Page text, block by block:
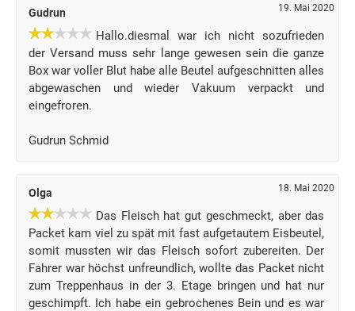
Gudrun 19. Mai 2020
Hallo.diesmal war ich nicht sozufrieden
der Versand muss sehr lange gewesen sein die ganze
Box war voller Blut habe alle Beutel aufgeschnitten alles
abgewaschen und wieder Vakuum verpackt und
eingefroren.
Gudrun Schmid
Olga 18. Mai 2020
Das Fleisch hat gut geschmeckt, aber das
Packet kam viel zu spät mit fast aufgetautem Eisbeutel,
somit mussten wir das Fleisch sofort zubereiten. Der
Fahrer war höchst unfreundlich, wollte das Packet nicht
zum Treppenhaus in der 3. Etage bringen und hat nur
geschimpft. Ich habe ein gebrochenes Bein und es war